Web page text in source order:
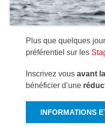
Plus que quelques
préférentiel sur les
Inscrivez vous avant
bénéficier d’une
INFORMATIONS